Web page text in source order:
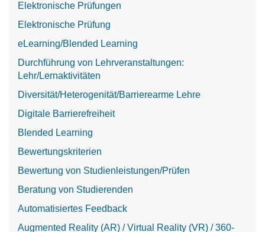
Elektronische Prüfungen
Elektronische Prüfung
eLearning/Blended Learning
Durchführung von Lehrveranstaltungen:
Lehr/Lernaktivitäten
Diversität/Heterogenität/Barrierearme Lehre
Digitale Barrierefreiheit
Blended Learning
Bewertungskriterien
Bewertung von Studienleistungen/Prüfen
Beratung von Studierenden
Automatisiertes Feedback
Augmented Reality (AR) / Virtual Reality (VR) / 360-